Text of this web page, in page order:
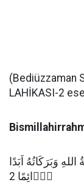
(Bediüzzaman
LAHİKASI-2
اللهِ وَبَرَكَاتُهُ اَبَدًا
دَۤائِمًا 2